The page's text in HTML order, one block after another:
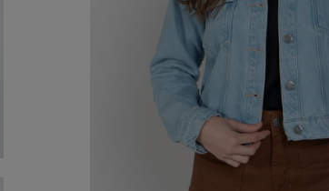
9º
gorro
10
calça